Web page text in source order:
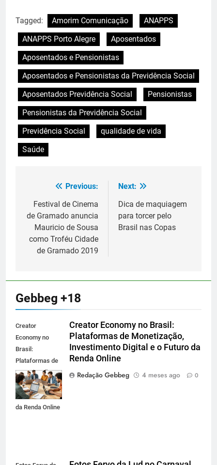
Tagged: Amorim Comunicação
ANAPPS
ANAPPS Porto Alegre
Aposentados
Aposentados e Pensionistas
Aposentados e Pensionistas da Previdência Social
Aposentados Previdência Social
Pensionistas
Pensionistas da Previdência Social
Previdência Social
qualidade de vida
Saúde
Navegação
de
Post
Previous:
Festival de Cinema
de Gramado anuncia
Mauricio de Sousa
como Troféu Cidade
de Gramado 2019
Next:
Dica de maquiagem
para torcer pelo
Brasil nas Copas
Gebbeg +18
Creator
Economy no
Brasil:
Plataformas de
Monetização,
Investimento
Digital e o Futuro
da Renda Online
Creator Economy no Brasil:
Plataformas de Monetização,
Investimento Digital e o Futuro da
Renda Online
Redação Gebbeg
4 meses ago 0